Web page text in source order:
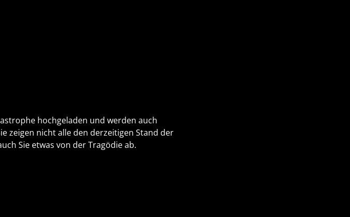
hochgeladen und werden auch
zeigen nicht alle den derzeitigen Stand der
Sie etwas von der Tragödie ab.